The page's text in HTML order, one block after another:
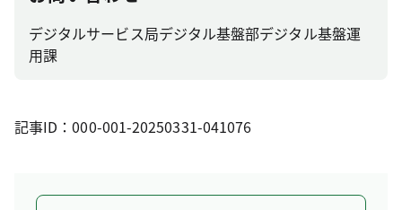
デジタルサービス局デジタル基盤部デジタル基盤運
用課
記事ID：000-001-20250331-041076